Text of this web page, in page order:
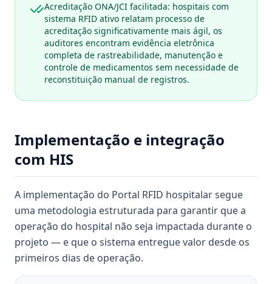
Acreditação ONA/JCI facilitada: hospitais com
sistema RFID ativo relatam processo de
acreditação significativamente mais ágil, os
auditores encontram evidência eletrônica
completa de rastreabilidade, manutenção e
controle de medicamentos sem necessidade de
reconstituição manual de registros.
Implementação e integração
com HIS
A implementação do Portal RFID hospitalar segue
uma metodologia estruturada para garantir que a
operação do hospital não seja impactada durante o
projeto — e que o sistema entregue valor desde os
primeiros dias de operação.